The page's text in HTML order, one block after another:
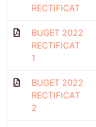
RECTIFICAT
BUGET 2022
RECTIFICAT
1
BUGET 2022
RECTIFICAT
2